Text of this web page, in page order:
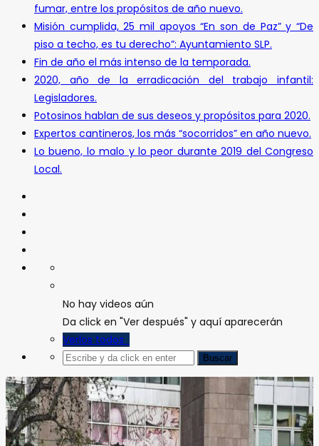
fumar, entre los propósitos de año nuevo.
Misión cumplida, 25 mil apoyos “En son de Paz” y “De
piso a techo, es tu derecho”: Ayuntamiento SLP.
Fin de año el más intenso de la temporada.
2020, año de la erradicación del trabajo infantil:
Legisladores.
Potosinos hablan de sus deseos y propósitos para 2020.
Expertos cantineros, los más “socorridos” en año nuevo.
Lo bueno, lo malo y lo peor durante 2019 del Congreso
Local.
No hay videos aún
Da click en "Ver después" y aquí aparecerán
Verlos todos